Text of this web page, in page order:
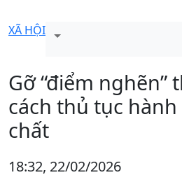
XÃ HỘI
Gỡ “điểm nghẽn”
cách thủ tục
chất
18:32, 22/02/2026